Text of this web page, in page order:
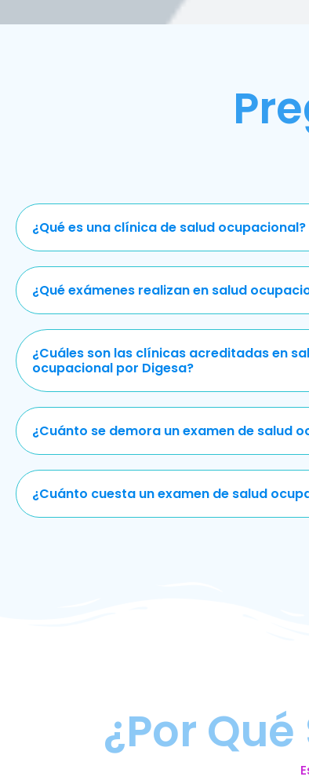
¿Qué es una clínica de salud ocupacional?
¿Qué exámenes realizan en salud
¿Cuáles son las clínicas acreditadas en
ocupacional por Digesa?
¿Cuánto se demora un examen de salud
¿Cuánto cuesta un examen de salud
¿Por